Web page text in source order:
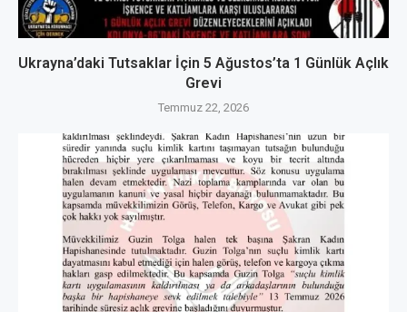
Ukrayna’daki Tutsaklar İçin 5 Ağustos’ta 1 Günlük Açlık
Grevi
Temmuz 22, 2026